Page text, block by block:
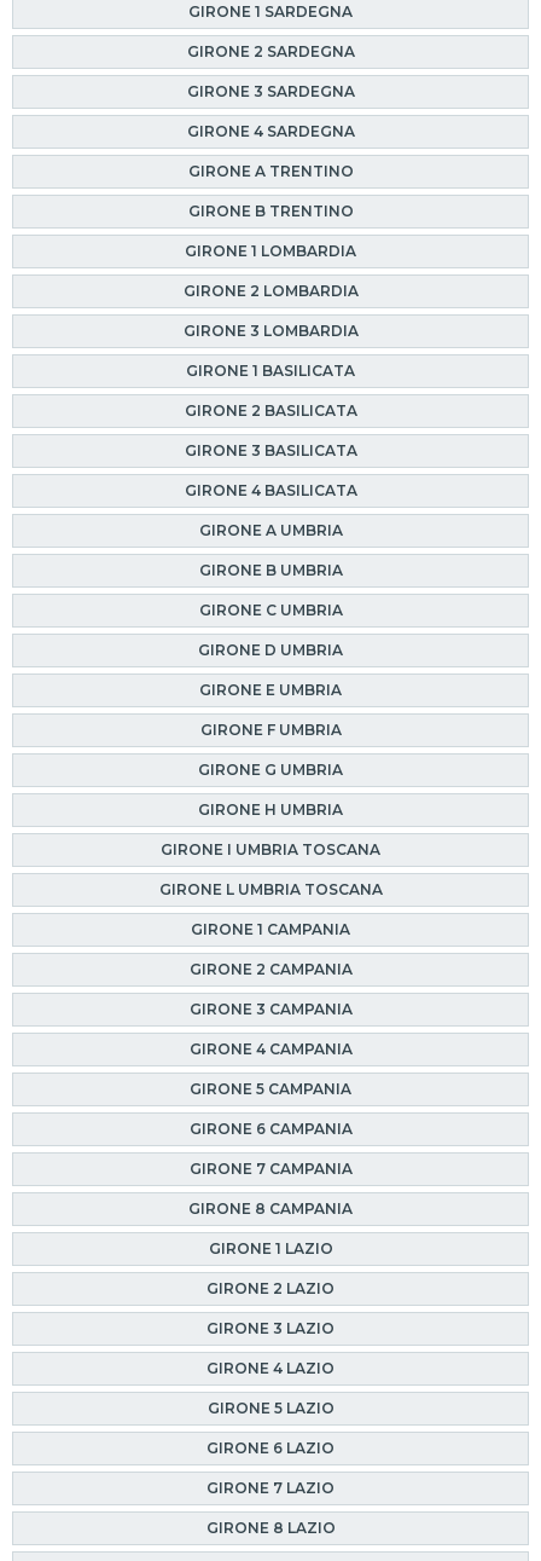
GIRONE 1 SARDEGNA
GIRONE 2 SARDEGNA
GIRONE 3 SARDEGNA
GIRONE 4 SARDEGNA
GIRONE A TRENTINO
GIRONE B TRENTINO
GIRONE 1 LOMBARDIA
GIRONE 2 LOMBARDIA
GIRONE 3 LOMBARDIA
GIRONE 1 BASILICATA
GIRONE 2 BASILICATA
GIRONE 3 BASILICATA
GIRONE 4 BASILICATA
GIRONE A UMBRIA
GIRONE B UMBRIA
GIRONE C UMBRIA
GIRONE D UMBRIA
GIRONE E UMBRIA
GIRONE F UMBRIA
GIRONE G UMBRIA
GIRONE H UMBRIA
GIRONE I UMBRIA TOSCANA
GIRONE L UMBRIA TOSCANA
GIRONE 1 CAMPANIA
GIRONE 2 CAMPANIA
GIRONE 3 CAMPANIA
GIRONE 4 CAMPANIA
GIRONE 5 CAMPANIA
GIRONE 6 CAMPANIA
GIRONE 7 CAMPANIA
GIRONE 8 CAMPANIA
GIRONE 1 LAZIO
GIRONE 2 LAZIO
GIRONE 3 LAZIO
GIRONE 4 LAZIO
GIRONE 5 LAZIO
GIRONE 6 LAZIO
GIRONE 7 LAZIO
GIRONE 8 LAZIO